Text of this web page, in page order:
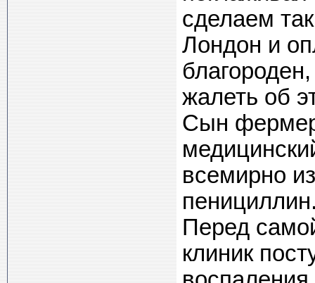
сделаем
Лондон и
жалеть об
Сын
всемирно
Перед
клиник